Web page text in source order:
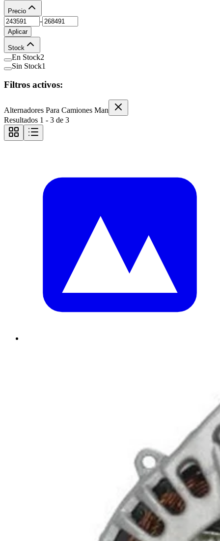
Precio
-
Aplicar
Stock
En Stock2
Sin Stock1
Filtros activos:
Alternadores Para Camiones Man
Resultados 1 - 3 de 3